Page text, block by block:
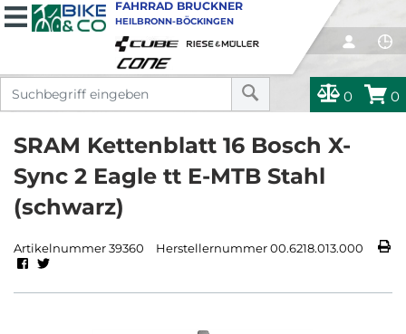
0 0
FAHRRAD BRUCKNER
HEILBRONN-BÖCKINGEN
SRAM Kettenblatt 16 Bosch X-
Sync 2 Eagle tt E-MTB Stahl
(schwarz)
Artikelnummer 39360 Herstellernummer 00.6218.013.000